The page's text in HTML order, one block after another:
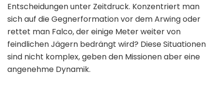
Entscheidungen unter Zeitdruck. Konzentriert man
sich auf die Gegnerformation vor dem Arwing oder
rettet man Falco, der einige Meter weiter von
feindlichen Jägern bedrängt wird? Diese Situationen
sind nicht komplex, geben den Missionen aber eine
angenehme Dynamik.